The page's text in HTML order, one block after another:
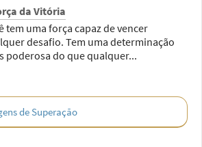
da Vitória
tem uma força capaz de vencer
desafio. Tem uma determinação
poderosa do que qualquer...
de Superação